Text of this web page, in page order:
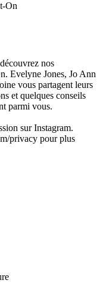
On
nos
Evelyne Jones, Jo Ann
vous partagent leurs
et quelques conseils
parmi vous.
sur Instagram.
privacy pour plus